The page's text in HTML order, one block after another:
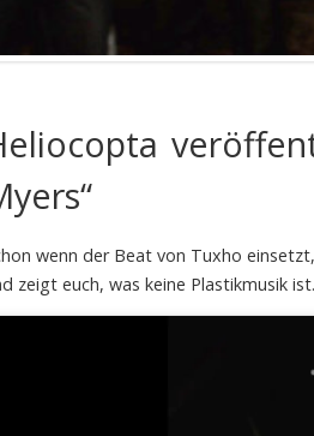
wenn der Beat von Tuxho
zeigt euch, was keine Plastikmusik